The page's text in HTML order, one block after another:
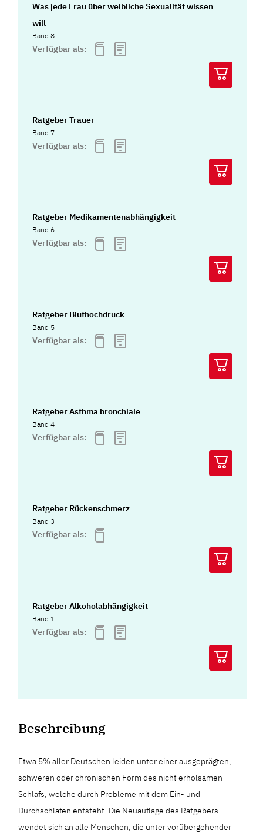
Was jede Frau über weibliche Sexualität wissen
will
Band 8
Verfügbar als:
Ratgeber Trauer
Band 7
Verfügbar als:
Ratgeber Medikamentenabhängigkeit
Band 6
Verfügbar als:
Ratgeber Bluthochdruck
Band 5
Verfügbar als:
Ratgeber Asthma bronchiale
Band 4
Verfügbar als:
Ratgeber Rückenschmerz
Band 3
Verfügbar als:
Ratgeber Alkoholabhängigkeit
Band 1
Verfügbar als:
Beschreibung
Etwa 5% aller Deutschen leiden unter einer ausgeprägten,
schweren oder chronischen Form des nicht erholsamen
Schlafs, welche durch Probleme mit dem Ein- und
Durchschlafen entsteht. Die Neuauflage des Ratgebers
wendet sich an alle Menschen, die unter vorübergehender